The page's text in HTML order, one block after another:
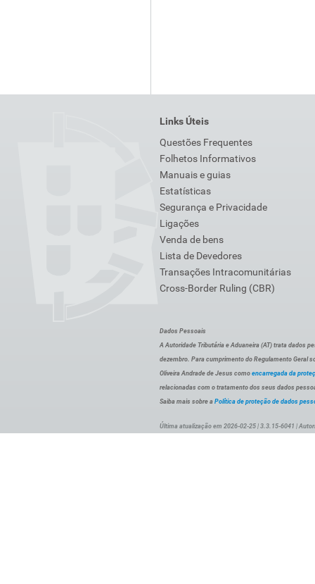
Links Úteis
Questões Frequentes
Folhetos Informativos
Manuais e guias
Estatísticas
Segurança e Privacidade
Ligações
Venda de bens
Lista de Devedores
Transações Intracomunitárias
Cross-Border Ruling (CBR)
Dados Pessoais
A Autoridade Tributária e Aduaneira (AT) trata dados
dezembro. Para cumprimento do Regulamento Geral
Oliveira Andrade de Jesus como encarregada da
relacionadas com o tratamento dos seus dados
Saiba mais sobre a Política de proteção de dados
Última atualização em 2026-02-25 | 3.3.15-6041 |